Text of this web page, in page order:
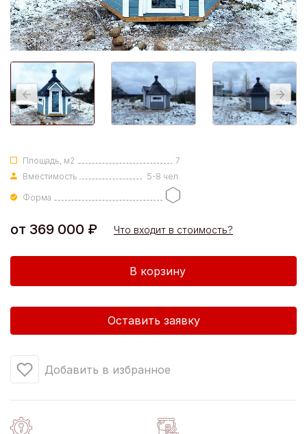
Площадь, м2
7
Вместимость
5-8 чел.
Форма
от 369 000 ₽ Что входит в стоимость?
товара
м2
В корзину
Оставить заявку
Добавить в избранное